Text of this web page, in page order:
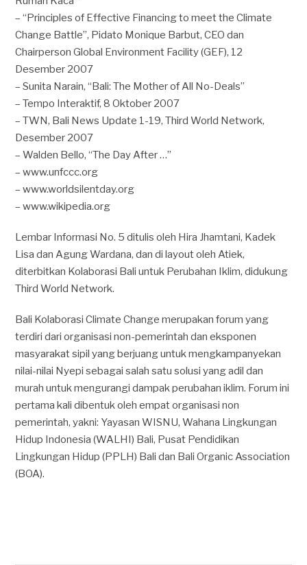
– “Principles of Effective Financing to meet the Climate
Change Battle”, Pidato Monique Barbut, CEO dan
Chairperson Global Environment Facility (GEF), 12
Desember 2007
– Sunita Narain, “Bali: The Mother of All No-Deals”
– Tempo Interaktif, 8 Oktober 2007
– TWN, Bali News Update 1-19, Third World Network,
Desember 2007
– Walden Bello, “The Day After …”
– www.unfccc.org
– www.worldsilentday.org
– www.wikipedia.org
Lembar Informasi No. 5 ditulis oleh Hira Jhamtani, Kadek
Lisa dan Agung Wardana, dan di layout oleh Atiek,
diterbitkan Kolaborasi Bali untuk Perubahan Iklim, didukung
Third World Network.
Bali Kolaborasi Climate Change merupakan forum yang
terdiri dari organisasi non-pemerintah dan eksponen
masyarakat sipil yang berjuang untuk mengkampanyekan
nilai-nilai Nyepi sebagai salah satu solusi yang adil dan
murah untuk mengurangi dampak perubahan iklim. Forum ini
pertama kali dibentuk oleh empat organisasi non
pemerintah, yakni: Yayasan WISNU, Wahana Lingkungan
Hidup Indonesia (WALHI) Bali, Pusat Pendidikan
Lingkungan Hidup (PPLH) Bali dan Bali Organic Association
(BOA).